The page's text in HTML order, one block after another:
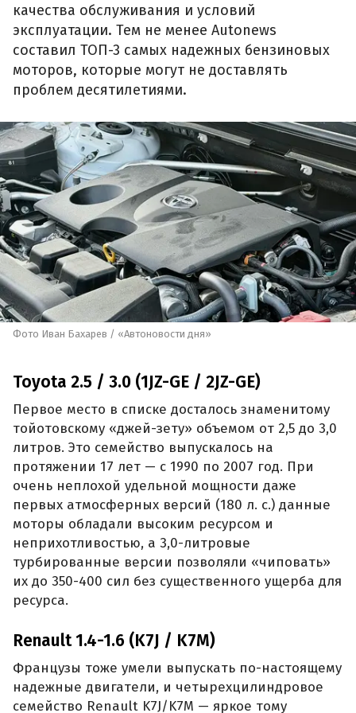
качества обслуживания и условий
эксплуатации. Тем не менее Autonews
составил ТОП-3 самых надежных бензиновых
моторов, которые могут не доставлять
проблем десятилетиями.
Фото Иван Бахарев / «Автоновости дня»
Toyota 2.5 / 3.0 (1JZ-GE / 2JZ-GE)
Первое место в списке досталось знаменитому
тойотовскому «джей-зету» объемом от 2,5 до 3,0
литров. Это семейство выпускалось на
протяжении 17 лет — с 1990 по 2007 год. При
очень неплохой удельной мощности даже
первых атмосферных версий (180 л. с.) данные
моторы обладали высоким ресурсом и
неприхотливостью, а 3,0-литровые
турбированные версии позволяли «чиповать»
их до 350-400 сил без существенного ущерба для
ресурса.
Renault 1.4-1.6 (K7J / K7M)
Французы тоже умели выпускать по-настоящему
надежные двигатели, и четырехцилиндровое
семейство Renault K7J/K7M — яркое тому